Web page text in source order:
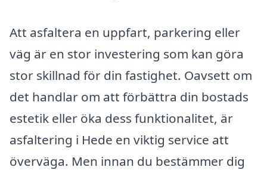
Att asfaltera en uppfart, parkering eller
väg är en stor investering som kan göra
stor skillnad för din fastighet. Oavsett om
det handlar om att förbättra din bostads
estetik eller öka dess funktionalitet, är
asfaltering i Hede en viktig service att
överväga. Men innan du bestämmer dig